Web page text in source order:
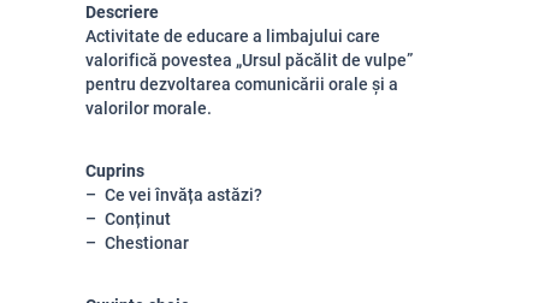
Descriere
Activitate de educare a limbajului care
valorifică povestea „Ursul păcălit de vulpe”
pentru dezvoltarea comunicării orale și a
valorilor morale.
Cuprins
Ce vei învăța astăzi?
Conținut
Chestionar